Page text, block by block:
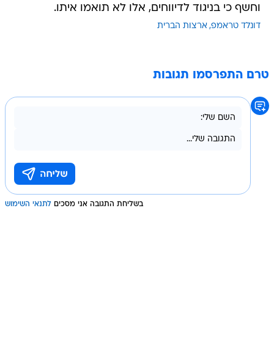
וחשף כי בניגוד לדיווחים, אלו לא תואמו איתו.
דונלד טראמפ ארצות הברית
טרם התפרסמו תגובות
בשליחת התגובה אני מסכים לתנאי השימוש